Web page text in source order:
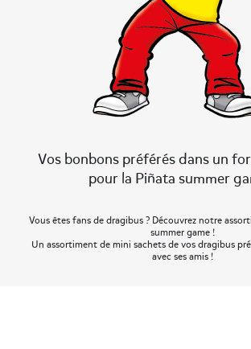
Vos bonbons préférés dans un
pour la Piñata summer
Vous êtes fans de dragibus ? Découvrez notre
summer game !
Un assortiment de mini sachets de vos dragibus
avec ses amis !